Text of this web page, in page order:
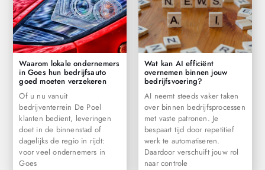
Waarom lokale ondernemers
in Goes hun bedrijfsauto
goed moeten verzekeren
Of u nu vanuit
bedrijventerrein De Poel
klanten bedient, leveringen
doet in de binnenstad of
dagelijks de regio in rijdt:
voor veel ondernemers in
Goes
Wat kan AI efficiënt
overnemen binnen jouw
bedrijfsvoering?
AI neemt steeds vaker taken
over binnen bedrijfsprocessen
met vaste patronen. Je
bespaart tijd door repetitief
werk te automatiseren.
Daardoor verschuift jouw rol
naar controle